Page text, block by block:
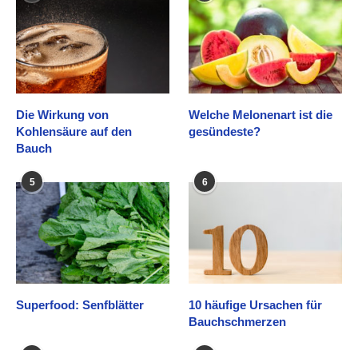
Die Wirkung von
Kohlensäure auf den
Bauch
Welche Melonenart ist die
gesündeste?
5
Superfood: Senfblätter
6
10 häufige Ursachen für
Bauchschmerzen